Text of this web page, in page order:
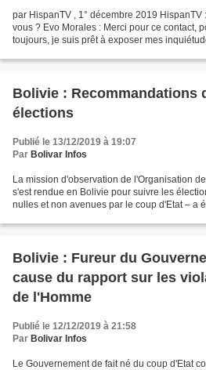
par HispanTV , 1° décembre 2019
vous ? Evo Morales : Merci pour ce contact,
toujours, je suis prêt à exposer mes
Bolivie : Recommandations
élections
Publié le 13/12/2019 à 19:07
Par Bolivar Infos
La mission d'observation de l'Organisation
s'est rendue en Bolivie pour suivre les
nulles et non avenues par le coup d'Etat – a
Bolivie : Fureur du
cause du rapport sur les
de l'Homme
Publié le 12/12/2019 à 21:58
Par Bolivar Infos
Le Gouvernement de fait né du coup d'Etat